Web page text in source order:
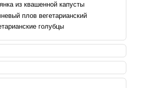
из квашенной капусты
плов вегетарианский
голубцы